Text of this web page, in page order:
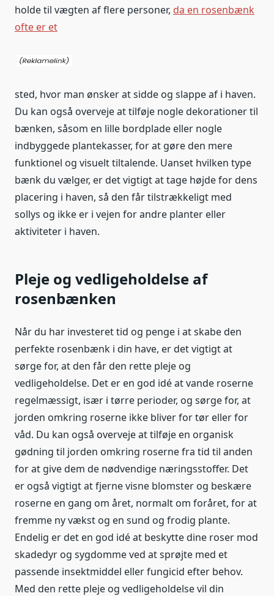
holde til vægten af ​​flere personer, da en rosenbænk
ofte er et
sted, hvor man ønsker at sidde og slappe af i haven.
Du kan også overveje at tilføje nogle dekorationer til
bænken, såsom en lille bordplade eller nogle
indbyggede plantekasser, for at gøre den mere
funktionel og visuelt tiltalende. Uanset hvilken type
bænk du vælger, er det vigtigt at tage højde for dens
placering i haven, så den får tilstrækkeligt med
sollys og ikke er i vejen for andre planter eller
aktiviteter i haven.
Pleje og vedligeholdelse af
rosenbænken
Når du har investeret tid og penge i at skabe den
perfekte rosenbænk i din have, er det vigtigt at
sørge for, at den får den rette pleje og
vedligeholdelse. Det er en god idé at vande roserne
regelmæssigt, især i tørre perioder, og sørge for, at
jorden omkring roserne ikke bliver for tør eller for
våd. Du kan også overveje at tilføje en organisk
gødning til jorden omkring roserne fra tid til anden
for at give dem de nødvendige næringsstoffer. Det
er også vigtigt at fjerne visne blomster og beskære
roserne en gang om året, normalt om foråret, for at
fremme ny vækst og en sund og frodig plante.
Endelig er det en god idé at beskytte dine roser mod
skadedyr og sygdomme ved at sprøjte med et
passende insektmiddel eller fungicid efter behov.
Med den rette pleje og vedligeholdelse vil din